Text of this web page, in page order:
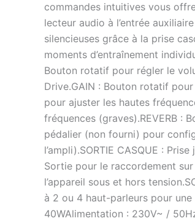
commandes intuitives vous
lecteur audio à l’entrée
silencieuses grâce à la prise
moments d’entraînement
Bouton rotatif pour régler le
Drive.GAIN : Bouton rotatif
pour ajuster les hautes
fréquences (graves).REVERB :
pédalier (non fourni) pour
l’ampli).SORTIE CASQUE :
Sortie pour le raccordement
l’appareil sous et hors
à 2 ou 4 haut-parleurs pour
40WAlimentation : 230V~ /